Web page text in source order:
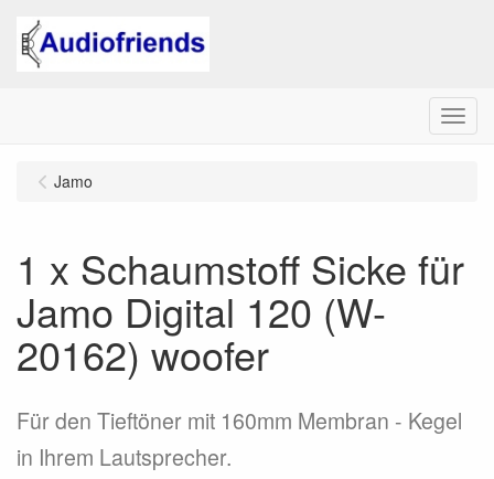
Menu
Jamo
1 x Schaumstoff Sicke für
Jamo Digital 120 (W-
20162) woofer
Für den Tieftöner mit 160mm Membran - Kegel
in Ihrem Lautsprecher.